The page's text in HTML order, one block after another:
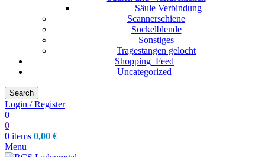
Säule Verbindung
Scannerschiene
Sockelblende
Sonstiges
Tragestangen gelocht
Shopping_Feed
Uncategorized
Search
Login / Register
0
0
0 items 0,00 €
Menu